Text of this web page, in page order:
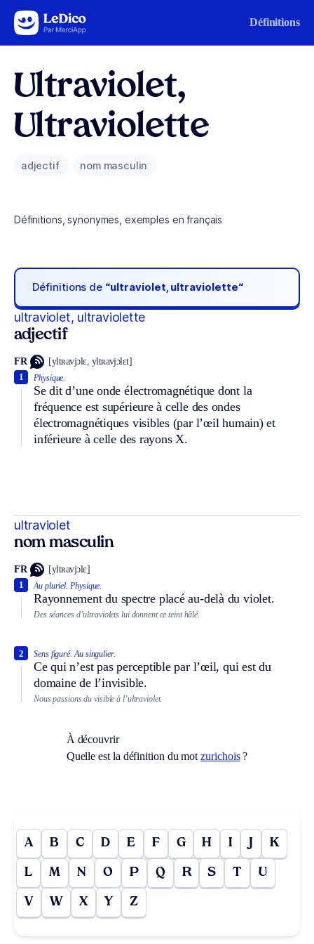
Aller au contenu Définitions
Ultraviolet,
Ultraviolette
adjectif nom masculin
Définitions, synonymes, exemples en français
Définitions de “ultraviolet, ultraviolette“
ultraviolet, ultraviolette
adjectif
FR [yltʀavjɔlɛ, yltʀavjɔlɛt]
Physique.
Se dit d’une onde électromagnétique dont la
fréquence est supérieure à celle des ondes
électromagnétiques visibles (par l’œil humain) et
inférieure à celle des rayons X.
1
ultraviolet
nom masculin
FR [yltʀavjɔlɛ]
Au pluriel. Physique.
Rayonnement du spectre placé au-delà du violet.
1
Des séances d’ultraviolets lui donnent ce teint hâlé.
Sens figuré. Au singulier.
Ce qui n’est pas perceptible par l’œil, qui est du
domaine de l’invisible.
2
Nous passions du visible à l’ultraviolet.
À découvrir
Quelle est la définition du motzurichois?
A B C D E F G H I J K
L M N O P Q R S T U
V W X Y Z